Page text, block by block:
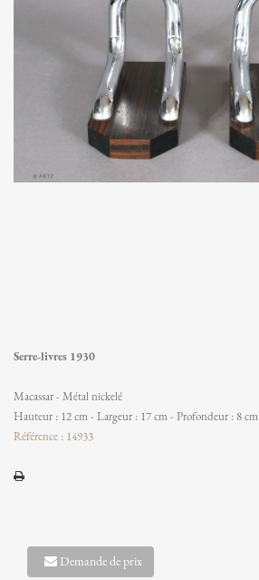
Serre-livres 1930
Macassar - Métal nickelé
Hauteur : 12 cm - Largeur : 17 cm - Profondeur : 8 cm
Référence : 14933
Demande de prix